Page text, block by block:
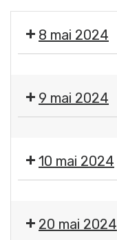
8 mai 2024
des
services
9 mai 2024
des
services
10 mai 2024
des20 mai 2024